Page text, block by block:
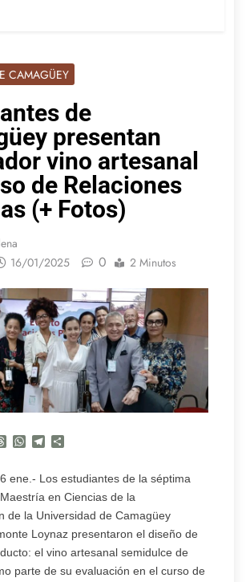
CAMAGÜEY
de
presentan
vino artesanal
de Relaciones
(+ Fotos)
16/01/2025 0 2 Minutos
Threads
WhatsApp
Telegram
ene.- Los estudiantes de la séptima
en Ciencias de la
de la Universidad de Camagüey
Loynaz presentaron el diseño de
el vino artesanal semidulce de
parte de su evaluación en el curso de